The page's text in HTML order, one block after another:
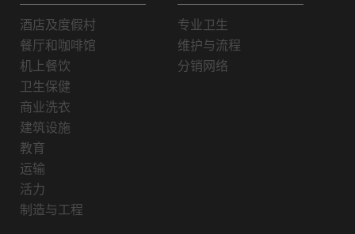
酒店及度假村
餐厅和咖啡馆
机上餐饮
卫生保健
商业洗衣
建筑设施
教育
运输
活力
制造与工程
专业卫生
维护与流程
分销网络